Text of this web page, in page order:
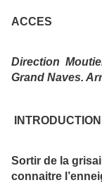
ACCES
Direction
Grand Naves.
INTRODUCTION
Sortir de la
connaitre